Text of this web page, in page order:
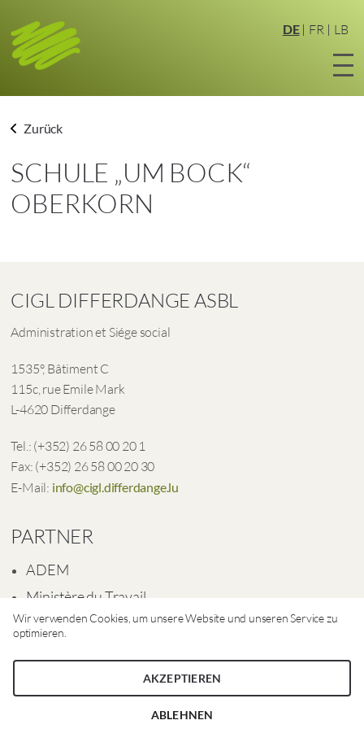
Wir verwenden Cookies, um unsere Website und unseren Service zu
optimieren.
AKZEPTIEREN
ABLEHNEN
DE FR LB
Zurück
SCHULE „UM BOCK“
OBERKORN
CIGL DIFFERDANGE ASBL
Administration et Siége social
1535°, Bâtiment C
115c, rue Emile Mark
L-4620 Differdange
Tel.: (+352) 26 58 00 20 1
Fax: (+352) 26 58 00 20 30
E-Mail: info@cigl.differdange.lu
PARTNER
ADEM
Ministère du Travail
Ville de Differdange